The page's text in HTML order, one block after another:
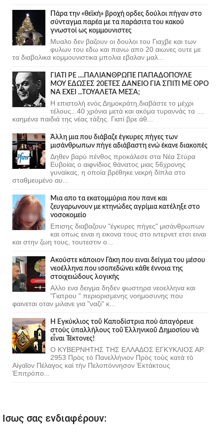
Πάρα την «θεϊκή» βροχή ορδες δούλοι πήγαν στο
σύνταγμα παρέα με τα παράσιτα του κακού
γνωστοί ως κομμουνιστες
Μυαλο δεν βαζουν οι δουλοι του Γιαχβε και των
φυλων του εδω και πανω απο 20 αιωνες ουτε με
τα διαβολικα κομμουνιστικα μπολια εβαλαν μαλ...
ΓΙΑΤΙ ΡΕ ....ΠΑΛΙΑΝΘΡΩΠΕ ΠΑΠΑΔΟΠΟΥΛΕ
ΜΟΥ ΕΔΩΣΕΣ 20ΕΤΕΣ ΔΑΝΕΙΟ ΓΙΑ ΣΠΙΤΙ ΜΕ ΟΡΟ
ΝΑ ΕΧΕΙ ...ΤΟΥΑΛΕΤΑ ΜΕΣΑ;
Η επιστολή ενός Δημοκράτη,διαβάστε το μέχρι
τέλους...40 χρόνια μετά και ακόμα τυραννάς τα ....
καημένα παιδιά της νέας τάξης. Γιατί βρε άθ...
Άλλη μια που διάβαζε έγκυρες πήγες των
μισάνθρωπων πήγε αδιάβαστη ενώ έκανε διακοπές
Δηθεν βαρύ πένθος προκάλεσε στα Νέα Στύρα
Ευβοίας ο αιφνίδιος θάνατος μιας 56χρονης
γυναίκας, η οποία βρέθηκε νεκρή δίπλα στο
σταθμευμένο αυ...
Μια απο τα εκατομμύρια που πανε και
ζευγαρωνουν με κτηνώδες αγρίμια κατέληξε στο
νοσοκομείο
Επισης διαβαζουν "έγκυρες πήγες" μισάνθρωπων
και οπως ειναι η εικονα τους στο ιντερνετ ετσι ειναι
και στην ζωη τους, τουτεστιν ο...
Ακούστε κάποιον Γάκη που ειναι δείγμα του μέσου
νεοέλληνα που ισοπεδώνει κάθε έννοια της
στοιχειώδους λογικής
Αλλο ενα δειγμα δηδεν φωστηρα νεοελληνα και
"Γιατρου " περιορισμενης νοημοσυνης που
φαινεται οταν μιλανε για "ναζι" κ...
Ἡ Ἐγκύκλιος τοῦ Καποδίστρια ποὺ ἀπαγόρευε
στοὺς ὑπαλλήλους τοῦ Ἑλληνικοῦ Δημοσίου νὰ
εἶναι Τέκτονες!
Ο ΚΥΒΕΡΝΗΤΗΣ ΤΗΣ ΕΛΛΑΔΟΣ ΕΓΚΥΚΛΙΟΣ ΑΡ.
2953 Πρὸς τὸ Πανελλήνιον Πρὸς τοὺς κατὰ τὸ
Αἰγαῖον Πέλαγος καὶ τὴν Πελοπόννησον Ἐκτάκτους
Ἐπιτρόπο...